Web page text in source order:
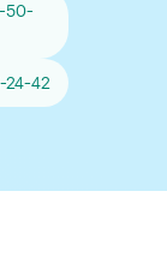
50-
24-42